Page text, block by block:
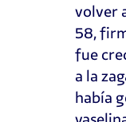
volver
58,
fue
a la
había